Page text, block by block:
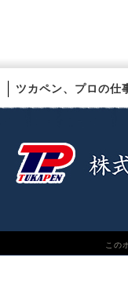
ツカペン、プロの仕
この